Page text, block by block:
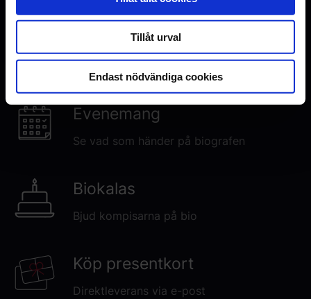
Tillåt urval
Endast nödvändiga cookies
sig.
Evenemang
Se vad som händer på biografen
Biokalas
Bjud kompisarna på bio
Köp presentkort
Direktleverans via e-post